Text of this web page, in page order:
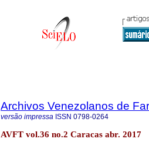
Archivos Venezolanos de
versão impressa ISSN 0798-0264
AVFT vol.36 no.2 Caracas abr. 2017